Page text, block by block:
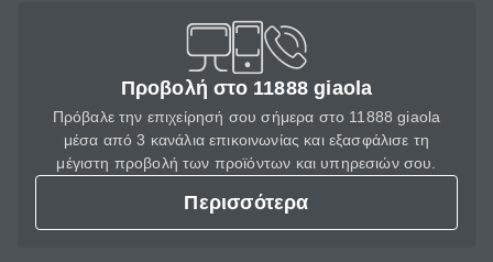
Προβολή στο 11888 giaola
Πρόβαλε την επιχείρησή σου σήμερα στο 11888 giaola
μέσα από 3 κανάλια επικοινωνίας και εξασφάλισε τη
μέγιστη προβολή των προϊόντων και υπηρεσιών σου.
Περισσότερα